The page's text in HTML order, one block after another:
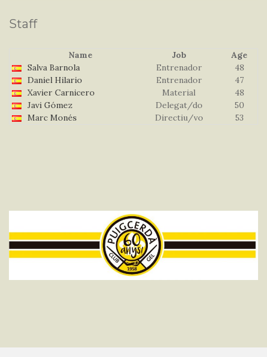
Staff
Name Job
Age
Salva Barnola
Entrenador
48
Daniel Hilario
Entrenador
47
Xavier Carnicero
Material
48
Javi Gómez
Delegat/do
50
Marc Monés
Directiu/vo 53